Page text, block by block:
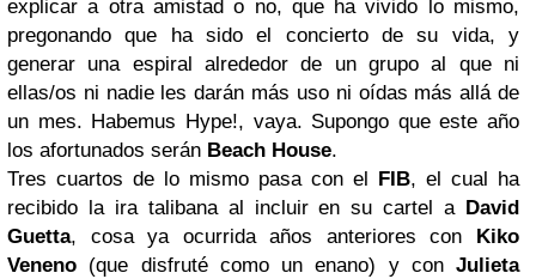
explicar a otra amistad o no, que ha vivido lo mismo,
pregonando que ha sido el concierto de su vida, y
generar una espiral alrededor de un grupo al que ni
ellas/os ni nadie les darán más uso ni oídas más allá de
un mes. Habemus Hype!, vaya. Supongo que este año
los afortunados serán Beach House.
Tres cuartos de lo mismo pasa con el FIB, el cual ha
recibido la ira talibana al incluir en su cartel aDavid
Guetta, cosa ya ocurrida años anteriores con Kiko
Veneno (que disfruté como un enano) y con Julieta